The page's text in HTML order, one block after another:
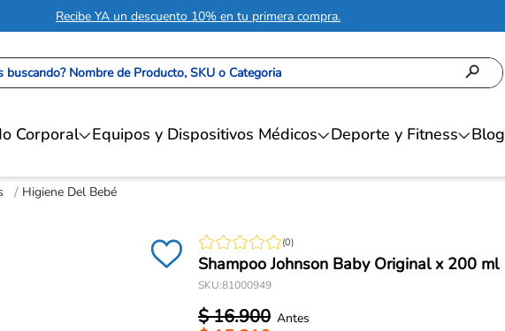
Recibe YA un descuento 10% en tu primera compra.
Nombre de Producto, SKU o Categoria
Corporal Equipos y Dispositivos Médicos Deporte y Fitness Blog
Higiene Del Bebé
(0)
Shampoo Johnson Baby Original x 200 ml
SKU:81000949
$16.900